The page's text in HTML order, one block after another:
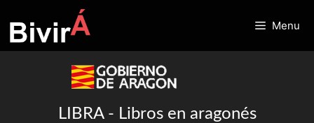
to
content
Menu
LIBRA - Libros en aragonés